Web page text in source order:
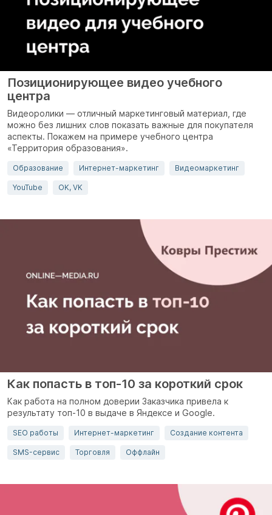
Позиционирующее видео учебного
центра
Видеоролики — отличный маркетинговый материал, где
можно без лишних слов показать важные для покупателя
аспекты. Покажем на примере учебного центра
«Территория образования».
Образование Интернет-маркетинг Видеомаркетинг
YouTube OK, VK
Как попасть в топ-10 за короткий срок
Как работа на полном доверии Заказчика привела к
результату топ-10 в выдаче в Яндексе и Google.
SEO работы Интернет-маркетинг Создание контента
SMS-сервис Торговля Оффлайн